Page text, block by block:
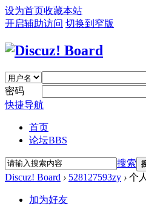
设为首页收藏本站
开启辅助访问 切换到窄版
密码
快捷导航
首页
论坛BBS
搜索
Discuz! Board › 528127593zy › 个
加为好友